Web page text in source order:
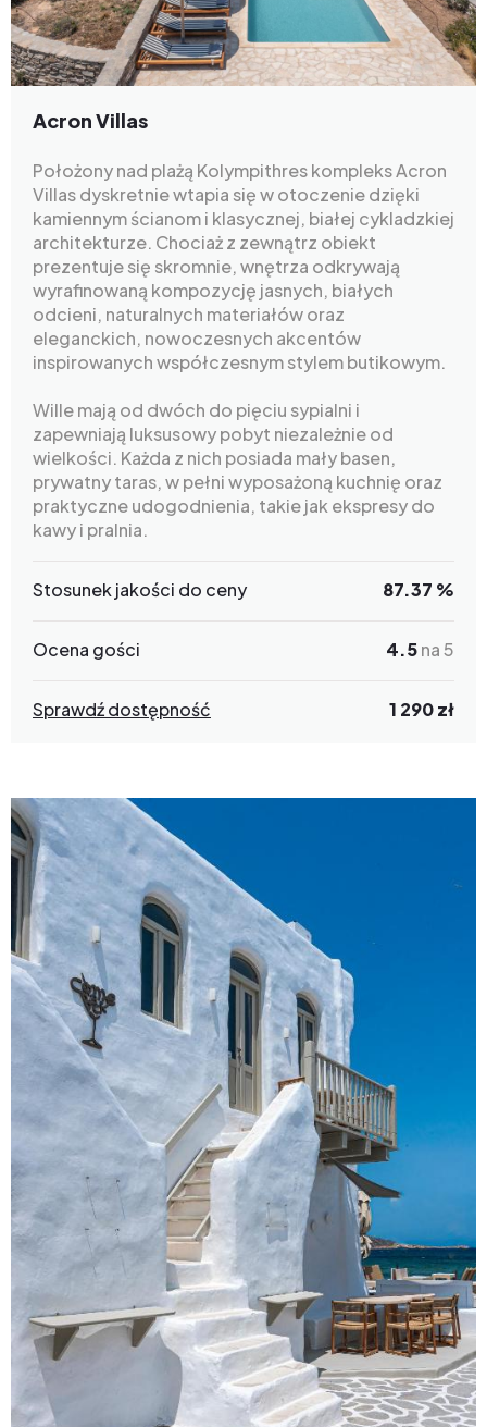
Acron Villas
Położony nad plażą Kolympithres kompleks Acron
Villas dyskretnie wtapia się w otoczenie dzięki
kamiennym ścianom i klasycznej, białej cykladzkiej
architekturze. Chociaż z zewnątrz obiekt
prezentuje się skromnie, wnętrza odkrywają
wyrafinowaną kompozycję jasnych, białych
odcieni, naturalnych materiałów oraz
eleganckich, nowoczesnych akcentów
inspirowanych współczesnym stylem butikowym.
Wille mają od dwóch do pięciu sypialni i
zapewniają luksusowy pobyt niezależnie od
wielkości. Każda z nich posiada mały basen,
prywatny taras, w pełni wyposażoną kuchnię oraz
praktyczne udogodnienia, takie jak ekspresy do
kawy i pralnia.
Stosunek jakości do ceny 87.37 %
Ocena gości 4.5na 5
Sprawdź dostępność 1 290 zł